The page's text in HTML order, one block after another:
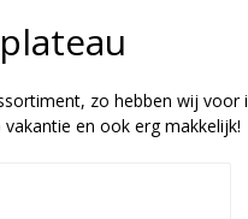
zo hebben wij
en ook erg makkelijk!